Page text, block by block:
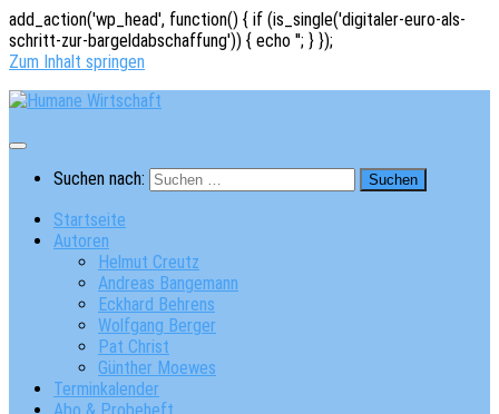
add_action('wp_head', function() { if (is_single('digitaler-euro-als-
schritt-zur-bargeldabschaffung')) { echo ''; } });
Zum Inhalt springen
Suchen nach:
Startseite
Autoren
Helmut Creutz
Andreas Bangemann
Eckhard Behrens
Wolfgang Berger
Pat Christ
Günther Moewes
Terminkalender